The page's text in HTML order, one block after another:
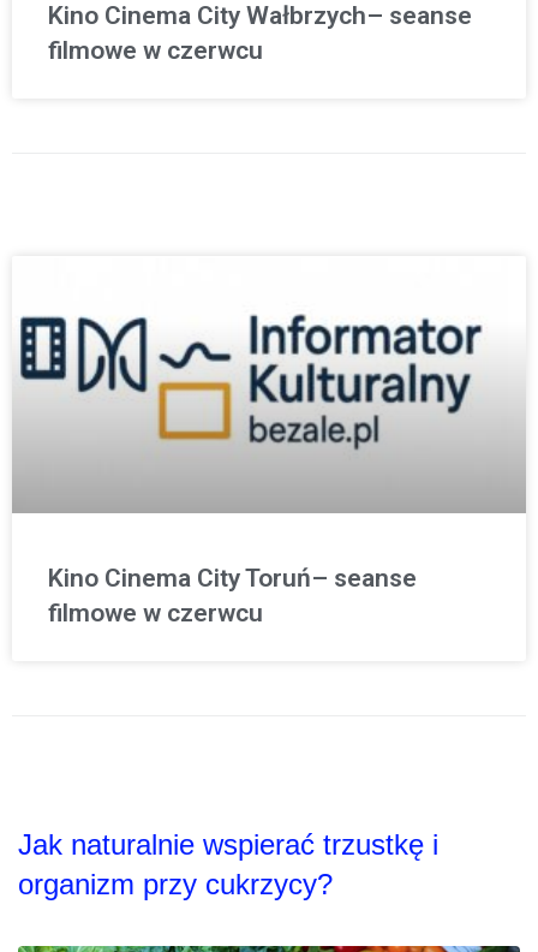
Kino Cinema City Wałbrzych– seanse
filmowe w czerwcu
Kino Cinema City Toruń– seanse
filmowe w czerwcu
Jak naturalnie wspierać trzustkę i
organizm przy cukrzycy?